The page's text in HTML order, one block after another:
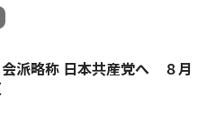
派略称 日本共産党へ ８月